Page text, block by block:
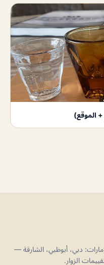
+ الموقع)
دبي، أبوظبي، الشارقة —
الزوار.